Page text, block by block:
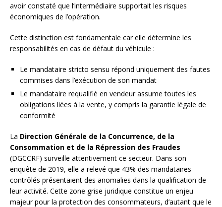
avoir constaté que l’intermédiaire supportait les risques
économiques de l’opération.
Cette distinction est fondamentale car elle détermine les
responsabilités en cas de défaut du véhicule :
Le mandataire stricto sensu répond uniquement des fautes
commises dans l’exécution de son mandat
Le mandataire requalifié en vendeur assume toutes les
obligations liées à la vente, y compris la garantie légale de
conformité
La Direction Générale de la Concurrence, de la
Consommation et de la Répression des Fraudes
(DGCCRF) surveille attentivement ce secteur. Dans son
enquête de 2019, elle a relevé que 43% des mandataires
contrôlés présentaient des anomalies dans la qualification de
leur activité. Cette zone grise juridique constitue un enjeu
majeur pour la protection des consommateurs, d’autant que le